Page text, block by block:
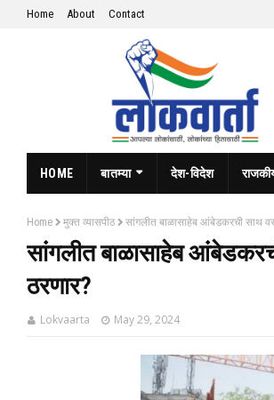
Home About Contact
HOME बातम्या देश-विदेश
Home मुक्त व्यासपीठ सांगलीत बाळासाहेब आंबेडकरची साथ
सांगलीत बाळासाहेब
ठरणार?
Lokvaarta May 29, 2024